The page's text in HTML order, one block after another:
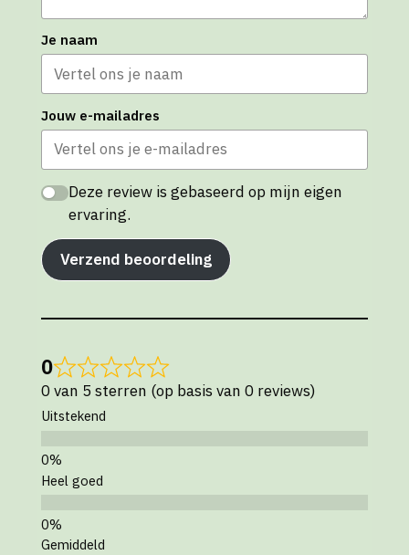
Je naam
Jouw e-mailadres
Deze review is gebaseerd op mijn eigen
ervaring.
Verzend beoordeling
0
0 van 5 sterren (op basis van 0 reviews)
Uitstekend
Heel goed
Gemiddeld